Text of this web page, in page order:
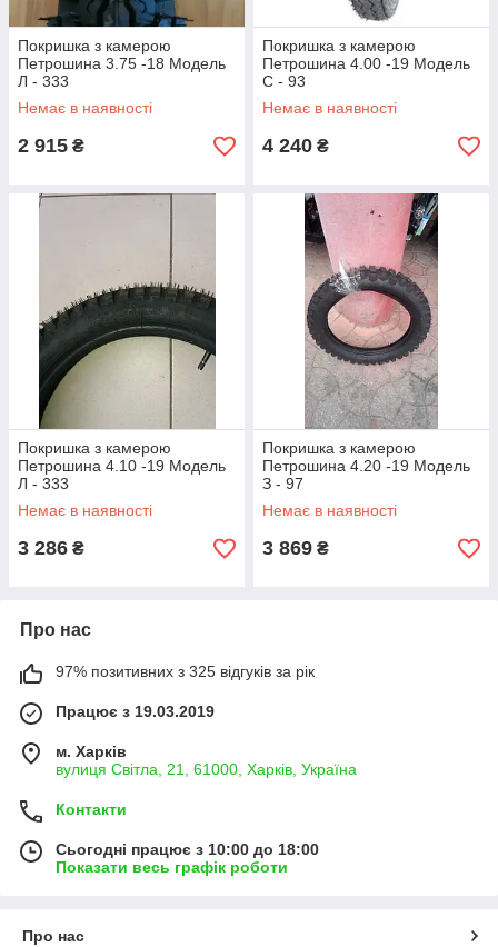
Покришка з камерою
Петрошина 3.75 -18 Модель
Л - 333
Немає в наявності
2 915 ₴
Покришка з камерою
Петрошина 4.00 -19 Модель
C - 93
Немає в наявності
4 240 ₴
Покришка з камерою
Петрошина 4.10 -19 Модель
Л - 333
Немає в наявності
3 286 ₴
Покришка з камерою
Петрошина 4.20 -19 Модель
З - 97
Немає в наявності
3 869 ₴
Про нас
97% позитивних з 325 відгуків за рік
Працює з 19.03.2019
м. Харків
вулиця Світла, 21, 61000, Харків, Україна
Контакти
Сьогодні працює з 10:00 до 18:00
Показати весь графік роботи
Про нас